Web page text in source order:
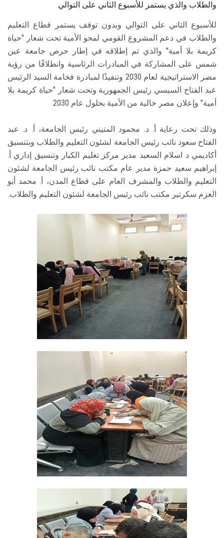
والطلاب والذي يستمر للأسبوع الثاني على التوالي
للأسبوع الثاني على التوالي وبدون توقف يستمر قطاع التعليم
والطلاب في دعم المشروع القومي لمحو الأمية تحت شعار "حياة
كريمة بلا أمية" والذي تم إطلاقه في إطار حرص جامعة عين
شمس على المشاركة في المبادرات الرئاسية وانطلاقًا من رؤية
مصر الاستراتيجية لعام 2030 وتنفيذًا لمبادرة فخامة السيد الرئيس
عبد الفتاح السيسي رئيس الجمهورية وتحت شعار "حياة كريمة بلا
أمية" وإعلان مصر خالية من الأمية بحلول عام 2030
وذلك تحت رعاية أ. د. محمود المتيني رئيس الجامعة، أ. د. عبد
الفتاح سعود نائب رئيس الجامعة لشئون التعليم والطلاب وبتنسيق
أكاديمي د اسلام السعيد مدير مركز تعليم الكبار وتنسيق إداري أ.
إبراهيم سعيد حمزة مدير عام مكتب نائب رئيس الجامعة لشئون
التعليم والطلاب والمشرف العام على قطاع المدن، أ. محمد أبو
العزم سكرتير مكتب نائب رئيس الجامعة لشئون التعليم والطلاب.